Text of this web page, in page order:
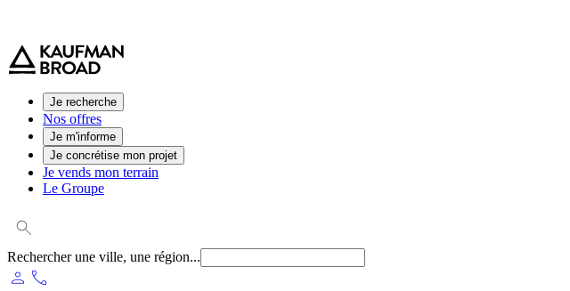
Je recherche
Nos offres
Je m'informe
Je concrétise mon projet
Je vends mon terrain
Le Groupe
Rechercher une ville, une région...
person phone